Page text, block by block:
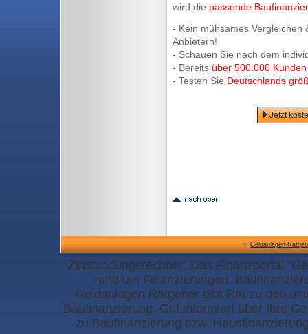
wird die passende
- Kein mühsames Vergleichen
Anbietern!
- Schauen Sie nach dem
- Bereits über 500.000 Kunden
- Testen Sie Deutschlands
Jetzt
©Geldanlagen-
Zinsbindungsrechner: Das Finanzportal
rund um Finanzierungen,
Geldanlagen Ratgeber gibt Rat zu den
Baufinanzierung. Gut informiert über Ihre
zu Baufinanzierung bzw.